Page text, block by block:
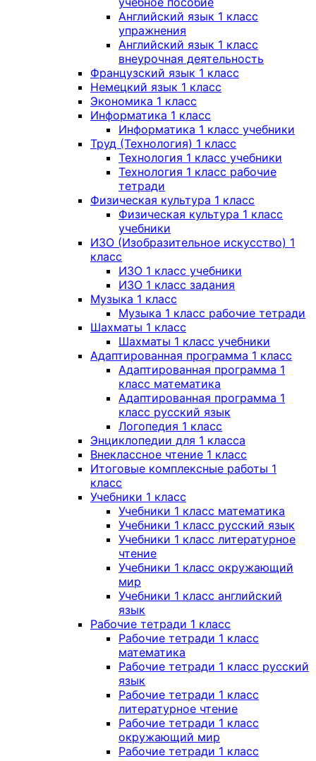
Английский язык 1 класс
упражнения
Английский язык 1 класс
внеурочная деятельность
Французский язык 1 класс
Немецкий язык 1 класс
Экономика 1 класс
Информатика 1 класс
Информатика 1 класс учебники
Труд (Технология) 1 класс
Технология 1 класс учебники
Технология 1 класс рабочие
тетради
Физическая культура 1 класс
Физическая культура 1 класс
учебники
ИЗО (Изобразительное искусство) 1
класс
ИЗО 1 класс учебники
ИЗО 1 класс задания
Музыка 1 класс
Музыка 1 класс рабочие тетради
Шахматы 1 класс
Шахматы 1 класс учебники
Адаптированная программа 1 класс
Адаптированная программа 1
класс математика
Адаптированная программа 1
класс русский язык
Логопедия 1 класс
Энциклопедии для 1 класса
Внеклассное чтение 1 класс
Итоговые комплексные работы 1
класс
Учебники 1 класс
Учебники 1 класс математика
Учебники 1 класс русский язык
Учебники 1 класс литературное
чтение
Учебники 1 класс окружающий
мир
Учебники 1 класс английский
язык
Рабочие тетради 1 класс
Рабочие тетради 1 класс
математика
Рабочие тетради 1 класс русский
язык
Рабочие тетради 1 класс
литературное чтение
Рабочие тетради 1 класс
окружающий мир
Рабочие тетради 1 класс